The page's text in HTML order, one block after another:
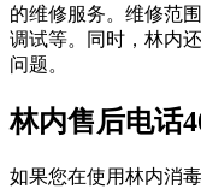
的维修服务。维修范
调试等。同时，林内
问题。
林内售后电话
如果您在使用林内消